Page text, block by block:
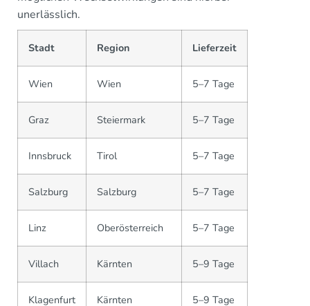
unerlässlich.
Stadt Region Lieferzeit
Wien Wien 5–7 Tage
Graz Steiermark 5–7 Tage
Innsbruck Tirol 5–7 Tage
Salzburg Salzburg 5–7 Tage
Linz Oberösterreich 5–7 Tage
Villach Kärnten 5–9 Tage
Klagenfurt Kärnten 5–9 Tage